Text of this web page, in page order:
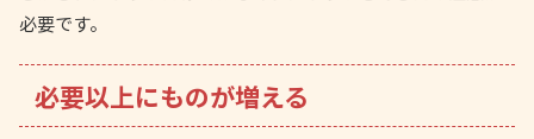
必要です。
必要以上にものが増える